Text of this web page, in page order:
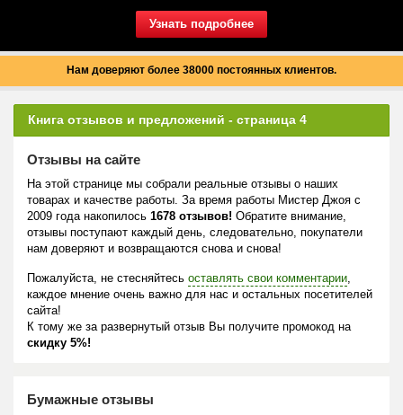
Узнать подробнее
Нам доверяют более 38000 постоянных клиентов.
Книга отзывов и предложений - страница 4
Отзывы на сайте
На этой странице мы собрали реальные отзывы о наших
товарах и качестве работы. За время работы Мистер Джоя с
2009 года накопилось 1678 отзывов! Обратите внимание,
отзывы поступают каждый день, следовательно, покупатели
нам доверяют и возвращаются снова и снова!
Пожалуйста, не стесняйтесь оставлять свои комментарии,
каждое мнение очень важно для нас и остальных посетителей
сайта!
К тому же за развернутый отзыв Вы получите промокод на
скидку 5%!
Бумажные отзывы